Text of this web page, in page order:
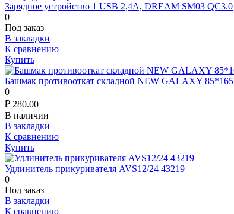
Зарядное устройство 1 USB 2,4A, DREAM SM03 QC3.0
0
Под заказ
В закладки
К сравнению
Купить
Башмак противооткат складной NEW GALAXY 85*165
0
₽ 280.00
В наличии
В закладки
К сравнению
Купить
Удлинитель прикуривателя AVS12/24 43219
0
Под заказ
В закладки